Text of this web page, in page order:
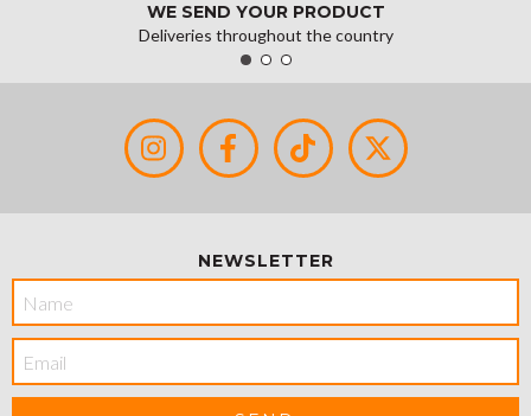
WE SEND YOUR PRODUCT
Deliveries throughout the country
NEWSLETTER